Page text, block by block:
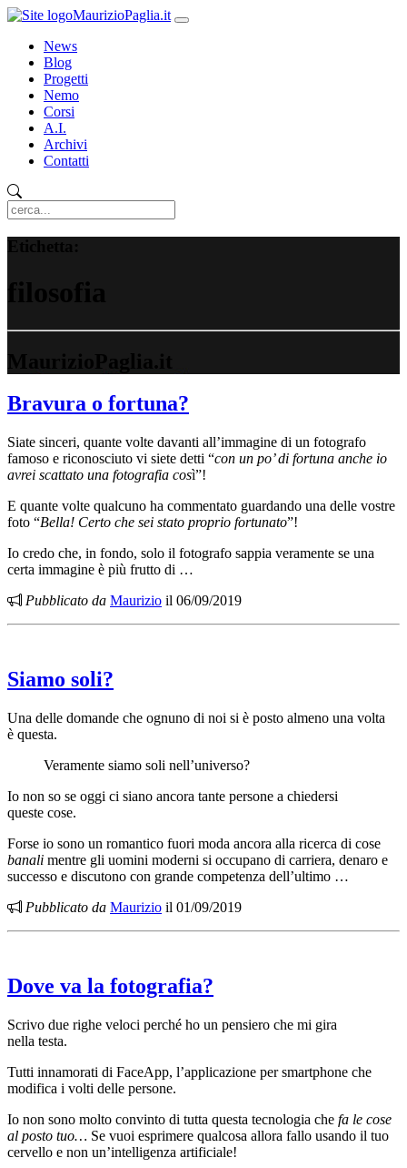
MaurizioPaglia.it
News
Blog
Progetti
Nemo
Corsi
A.I.
Archivi
Contatti
Bravura o fortuna?
Siate sinceri, quante volte davanti all’immagine di un fotografo
famoso e riconosciuto vi siete detti “con un po’ di fortuna anche io
avrei scattato una fotografia così”!
E quante volte qualcuno ha commentato guardando una delle vostre
foto “Bella! Certo che sei stato proprio fortunato”!
Io credo che, in fondo, solo il fotografo sappia veramente se una
certa immagine è più frutto di …
Pubblicato da Maurizio il 06/09/2019
Siamo soli?
Una delle domande che ognuno di noi si è posto almeno una volta
è questa.
Veramente siamo soli nell’universo?
Io non so se oggi ci siano ancora tante persone a chiedersi
queste cose.
Forse io sono un romantico fuori moda ancora alla ricerca di cose
banali mentre gli uomini moderni si occupano di carriera, denaro e
successo e discutono con grande competenza dell’ultimo …
Pubblicato da Maurizio il 01/09/2019
Dove va la fotografia?
Scrivo due righe veloci perché ho un pensiero che mi gira
nella testa.
Tutti innamorati di FaceApp, l’applicazione per smartphone che
modifica i volti delle persone.
Io non sono molto convinto di tutta questa tecnologia che fa le cose
al posto tuo… Se vuoi esprimere qualcosa allora fallo usando il tuo
cervello e non un’intelligenza artificiale!